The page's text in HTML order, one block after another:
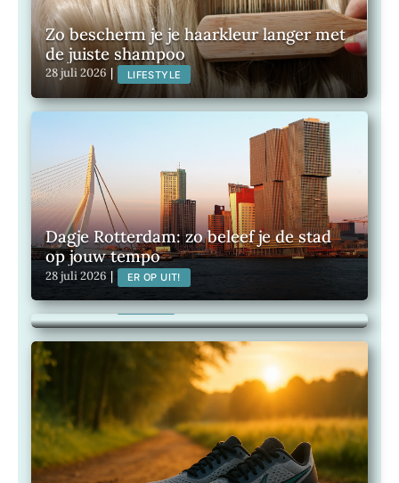
Zo bescherm je je haarkleur langer met
de juiste shampoo
28 juli 2026 | LIFESTYLE
Dagje Rotterdam: zo beleef je de stad
op jouw tempo
28 juli 2026 | ER OP UIT!
Je woning beveiligen tegen inbraak,
zonder in te leveren op stijl
27 juli 2026 | WONEN